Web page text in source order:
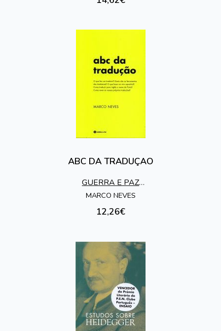
ABC DA TRADUÇAO
GUERRA E PAZ
EDITORES
MARCO NEVES
12,26€